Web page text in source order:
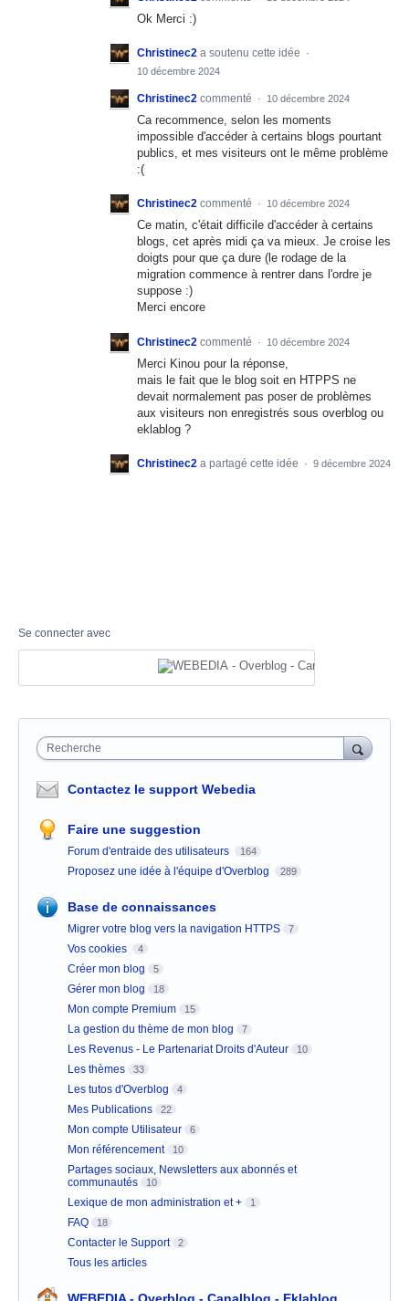
Ok Merci :)
Christinec2 a soutenu cette idée ·
10 décembre 2024
Christinec2 commenté · 10 décembre 2024
Ca recommence, selon les moments
impossible d'accéder à certains blogs pourtant
publics, et mes visiteurs ont le même problème
:(
Christinec2 commenté · 10 décembre 2024
Ce matin, c'était difficile d'accéder à certains
blogs, cet après midi ça va mieux. Je croise les
doigts pour que ça dure (le rodage de la
migration commence à rentrer dans l'ordre je
suppose :)
Merci encore
Christinec2 commenté · 10 décembre 2024
Merci Kinou pour la réponse,
mais le fait que le blog soit en HTPPS ne
devait normalement pas poser de problèmes
aux visiteurs non enregistrés sous overblog ou
eklablog ?
Christinec2 a partagé cette idée · 9 décembre 2024
Se connecter avec
Recherche
Contactez le support Webedia
Faire une suggestion
Forum d'entraide des utilisateurs 164
Proposez une idée à l'équipe d'Overblog 289
Base de connaissances
Migrer votre blog vers la navigation HTTPS 7
Vos cookies 4
Créer mon blog 5
Gérer mon blog 18
Mon compte Premium 15
La gestion du thème de mon blog 7
Les Revenus - Le Partenariat Droits d'Auteur 10
Les thèmes 33
Les tutos d'Overblog 4
Mes Publications 22
Mon compte Utilisateur 6
Mon référencement 10
Partages sociaux, Newsletters aux abonnés et
communautés
10
Lexique de mon administration et + 1
FAQ 18
Contacter le Support 2
Tous les articles